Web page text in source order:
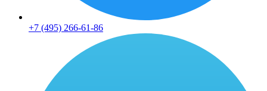
+7 (495) 266-61-86